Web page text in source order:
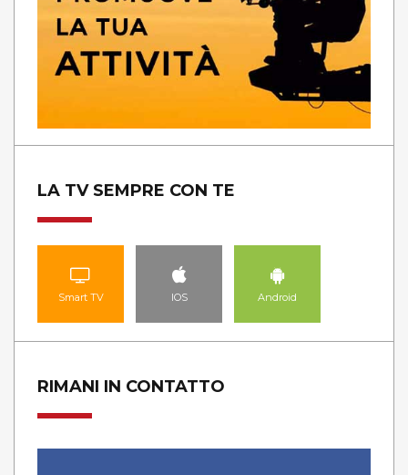
LA TV SEMPRE CON TE
Smart TV IOS Android
RIMANI IN CONTATTO